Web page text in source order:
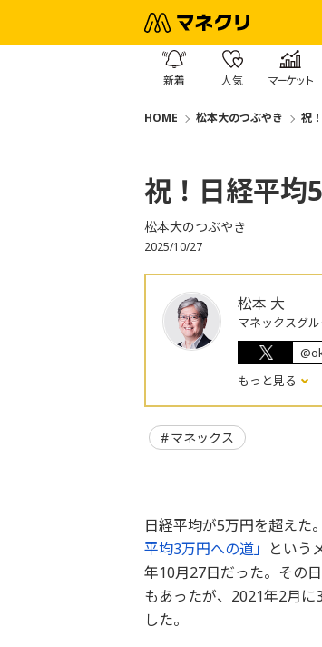
新着 人気 マーケット
HOME 松本大のつぶやき 祝
祝！日経平均
松本大のつぶやき
2025/10/27
松本 大
マネックスグ
もっと見る
マネックス
日経平均が5万円を超えた
平均3万円への道」 という
年10月27日だった。その
もあったが、2021年2月
した。